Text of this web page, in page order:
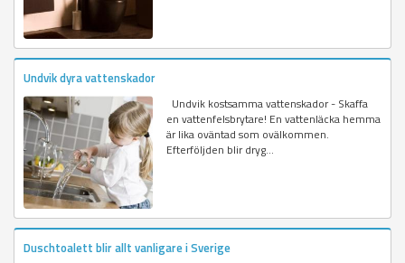
Undvik dyra vattenskador
Undvik kostsamma vattenskador - Skaffa
en vattenfelsbrytare! En vattenläcka hemma
är lika oväntad som ovälkommen.
Efterföljden blir dryg...
Duschtoalett blir allt vanligare i Sverige